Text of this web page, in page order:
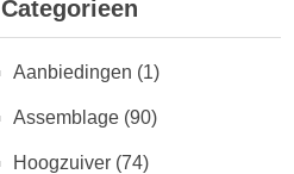
Categorieen
Aanbiedingen (1)
Assemblage (90)
Hoogzuiver (74)